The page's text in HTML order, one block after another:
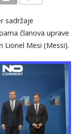
sadržaje
članova uprave
Lionel Mesi (Messi).